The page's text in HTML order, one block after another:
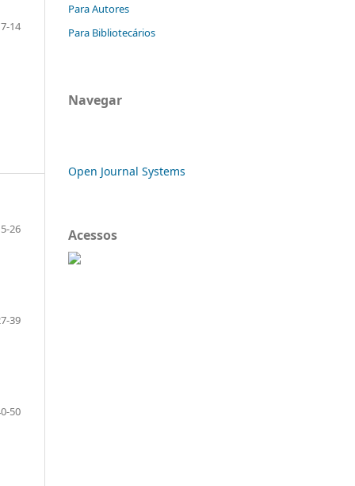
7-14
26
39
50
Para Autores
Para Bibliotecários
Navegar
Open Journal Systems
Acessos